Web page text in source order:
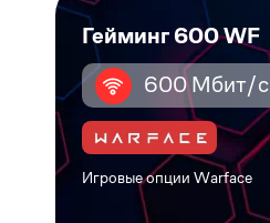
Гейминг 600 WF
600 Мбит/с
Игровые опции Warface